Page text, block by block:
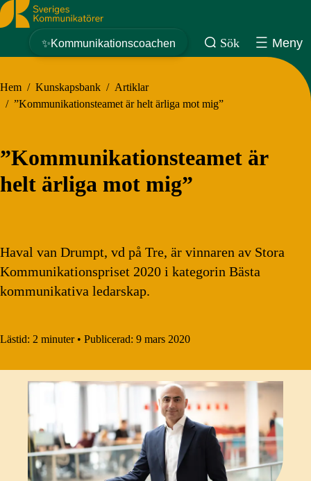
Sveriges Kommunikatörer
✨Kommunikationscoachen Sök Meny
Hem / Kunskapsbank / Artiklar
/ ”Kommunikationsteamet är helt ärliga mot mig”
”Kommunikationsteamet är
helt ärliga mot mig”
Haval van Drumpt, vd på Tre, är vinnaren av Stora
Kommunikationspriset 2020 i kategorin Bästa
kommunikativa ledarskap.
Lästid: 2 minuter • Publicerad: 9 mars 2020